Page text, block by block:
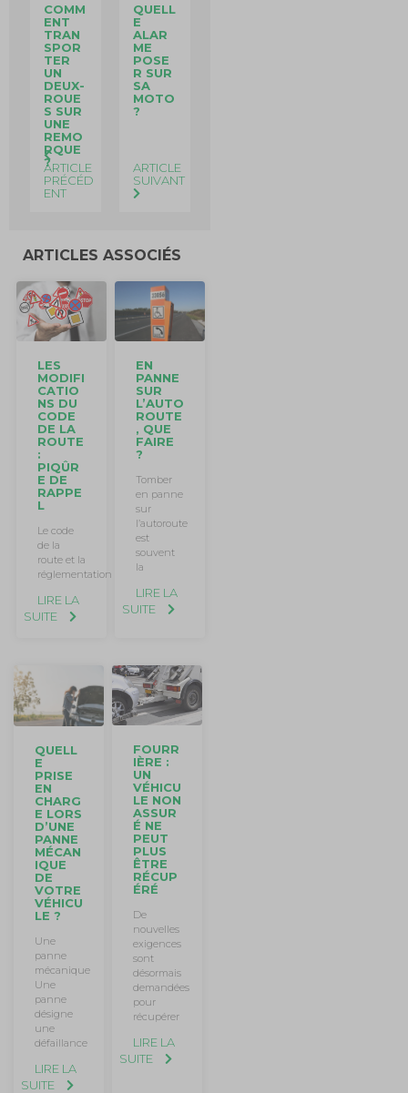
COMM
ENT
TRAN
SPOR
TER
UN
DEUX-
ROUE
S SUR
UNE
REMO
RQUE
?
ARTICLE
PRÉCÉD
ENT
QUELL
E
ALAR
ME
POSE
R SUR
SA
MOTO
?
ARTICLE
SUIVANT
ARTICLES ASSOCIÉS
LES
MODIFI
CATIO
NS DU
CODE
DE LA
ROUTE
:
PIQÛR
E DE
RAPPE
L
Le code
de la
route et la
réglementation
LIRE LA
SUITE
EN
PANNE
SUR
L’AUTO
ROUTE
, QUE
FAIRE
?
Tomber
en panne
sur
l’autoroute
est
souvent
la
LIRE LA
SUITE
QUELL
E
PRISE
EN
CHARG
E LORS
D’UNE
PANNE
MÉCAN
IQUE
DE
VOTRE
VÉHICU
LE ?
Une
panne
mécanique
Une
panne
désigne
une
défaillance
LIRE LA
SUITE
FOURR
IÈRE :
UN
VÉHICU
LE NON
ASSUR
É NE
PEUT
PLUS
ÊTRE
RÉCUP
ÉRÉ
De
nouvelles
exigences
sont
désormais
demandées
pour
récupérer
LIRE LA
SUITE